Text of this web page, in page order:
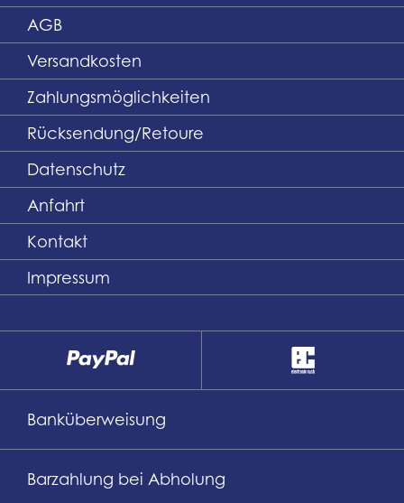
Versandkosten
Zahlungsmöglichkeiten
Rücksendung/Retoure
AGB
Datenschutz
Anfahrt
Kontakt
Impressum
Banküberweisung
Barzahlung bei Abholung